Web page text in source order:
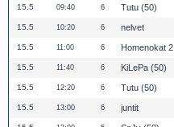
15.5 09:40 6 Tutu (50)
15.5 10:20 6 nelvet
15.5 11:00 6 Homenokat 2
15.5 11:40 6 KiLePa (50)
15.5 12:20 6 Tutu (50)
15.5 13:00 6 juntit